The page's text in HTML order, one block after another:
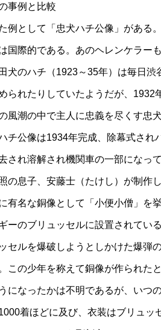
事例と比較
例として「忠犬ハチ公像」がある
国際的である。あのヘレンケラー
犬のハチ（1923～35年）は毎日
られたりしていたようだが、
風潮の中で主人に忠義を尽くす忠
チ公像は1934年完成、除幕式さ
され溶解され機関車の一部になっ
の息子、安藤士（たけし）が制作
有名な銅像として「小便小僧」を
ーのブリュッセルに設置されてい
セルを爆破しようとしかけた爆弾
この少年を称えて銅像が作られた
になったかは不明であるが、いつ
着ほどに及び、衣装はブリュ